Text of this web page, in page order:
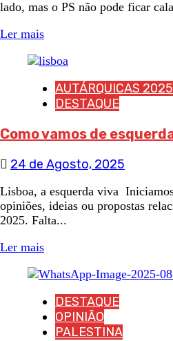
lado, mas o PS não pode ficar
Ler mais
AUTÁRQUICAS 2025
DESTAQUE
Como vamos de
24 de Agosto, 2025
Lisboa, a esquerda viva
opiniões, ideias ou propostas
2025. Falta...
Ler mais
DESTAQUE
OPINIÃO
PALESTINA